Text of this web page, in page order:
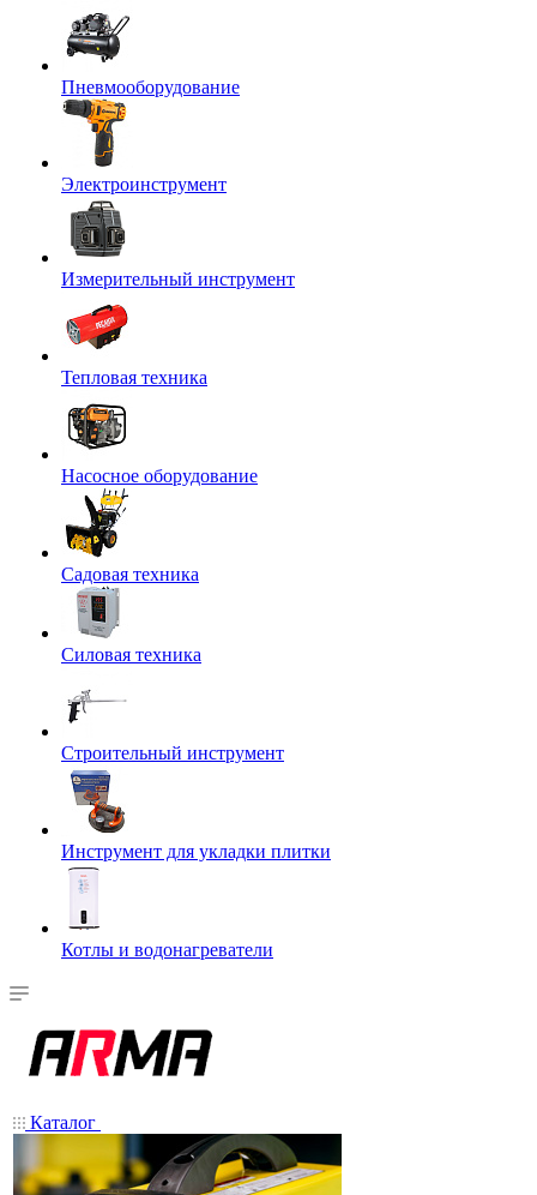
Пневмооборудование
Электроинструмент
Измерительный инструмент
Тепловая техника
Насосное оборудование
Садовая техника
Силовая техника
Строительный инструмент
Инструмент для укладки плитки
Котлы и водонагреватели
Каталог